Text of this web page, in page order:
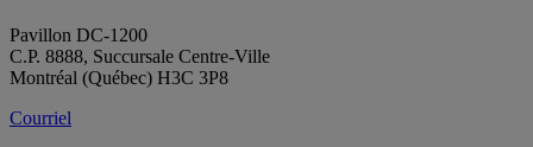
Pavillon DC-1200
C.P. 8888, Succursale Centre-Ville
Montréal (Québec) H3C 3P8
Courriel